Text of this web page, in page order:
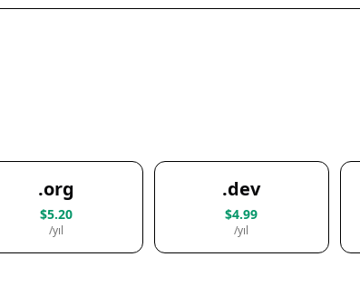
.org
$5.20
/yıl
.dev
$4.99
/yıl